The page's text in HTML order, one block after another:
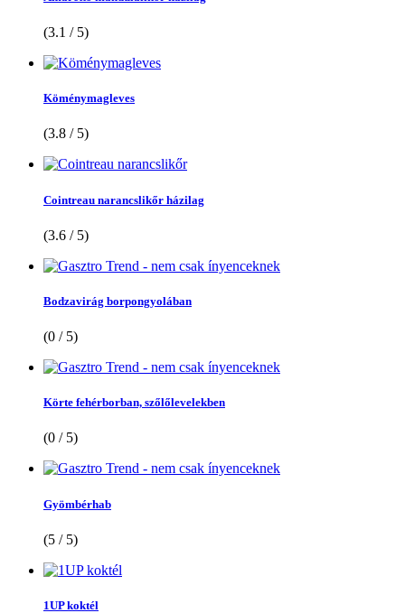
(3.1 / 5)
Köménymagleves
(3.8 / 5)
Cointreau narancslikőr házilag
(3.6 / 5)
Bodzavirág borpongyolában
(0 / 5)
Körte fehérborban, szőlőlevelekben
(0 / 5)
Gyömbérhab
(5 / 5)
1UP koktél